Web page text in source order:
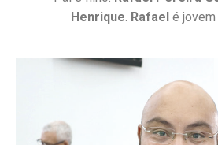
Henrique. Rafael é